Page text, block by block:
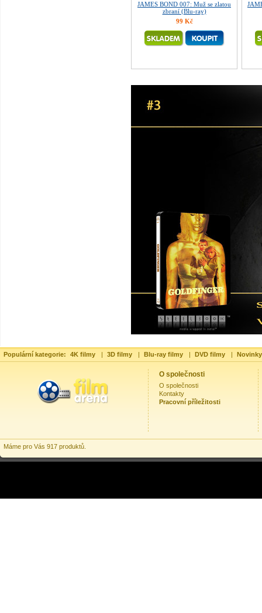
JAMES BOND 007: Muž se zlatou
zbraní (Blu-ray)
99 Kč
Populární kategorie: 4K filmy | 3D filmy | Blu-ray filmy | DVD filmy |
O společnosti
O společnosti
Kontakty
Pracovní příležitosti
Máme pro Vás 917 produktů.